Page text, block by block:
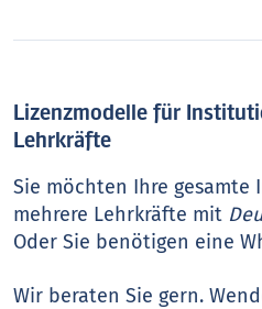
Lizenzmodelle für
Lehrkräfte
Sie möchten Ihre
mehrere Lehrkräfte mit
Oder Sie benötigen eine
Wir beraten Sie gern.